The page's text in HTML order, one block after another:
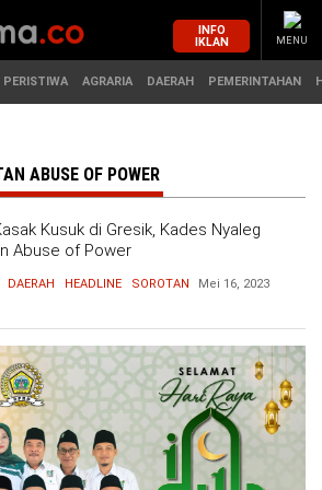
INFO
IKLAN
MENU
PERISTIWA AGRARIA DAERAH PEMERINTAHAN
ABUSE OF POWER
Kusuk di Gresik, Kades Nyaleg
Abuse of Power
DAERAH HEADLINE SOROTAN Mei 16, 2023